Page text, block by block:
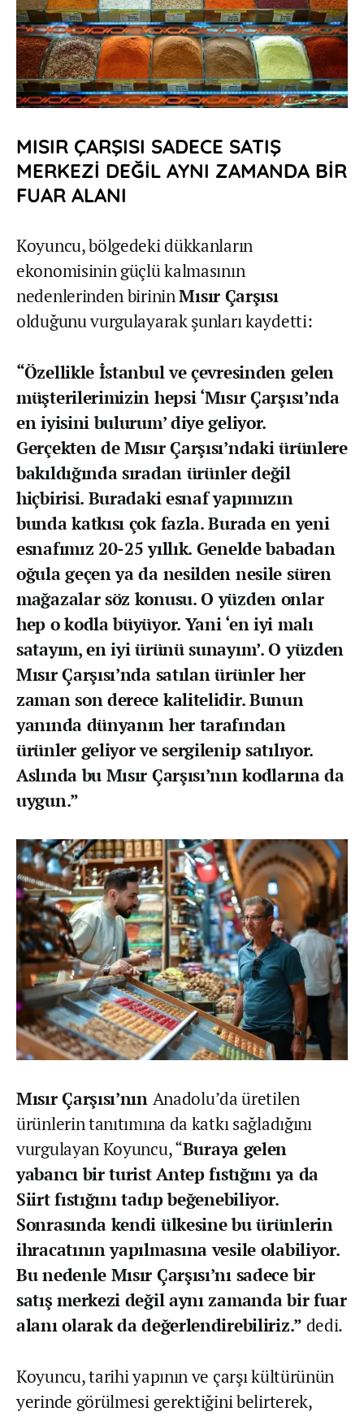
MISIR ÇARŞISI SADECE SATIŞ
MERKEZİ DEĞİL AYNI ZAMANDA BİR
FUAR ALANI
Koyuncu, bölgedeki dükkanların
ekonomisinin güçlü kalmasının
nedenlerinden birininMısır Çarşısı
olduğunu vurgulayarak şunları kaydetti:
“Özellikle İstanbul ve çevresinden gelen
müşterilerimizin hepsi ‘Mısır Çarşısı’nda
en iyisini bulurum’ diye geliyor.
Gerçekten de Mısır Çarşısı’ndaki ürünlere
bakıldığında sıradan ürünler değil
hiçbirisi. Buradaki esnaf yapımızın
bunda katkısı çok fazla. Burada en yeni
esnafımız 20-25 yıllık. Genelde babadan
oğula geçen ya da nesilden nesile süren
mağazalar söz konusu. O yüzden onlar
hep o kodla büyüyor. Yani ‘en iyi malı
satayım, en iyi ürünü sunayım’. O yüzden
Mısır Çarşısı’nda satılan ürünler her
zaman son derece kalitelidir. Bunun
yanında dünyanın her tarafından
ürünler geliyor ve sergilenip satılıyor.
Aslında bu Mısır Çarşısı’nın kodlarına da
uygun.”
Mısır Çarşısı’nın Anadolu’da üretilen
ürünlerin tanıtımına da katkı sağladığını
vurgulayan Koyuncu, “Buraya gelen
yabancı bir turist Antep fıstığını ya da
Siirt fıstığını tadıp beğenebiliyor.
Sonrasında kendi ülkesine bu ürünlerin
ihracatının yapılmasına vesile olabiliyor.
Bu nedenle Mısır Çarşısı’nı sadece bir
satış merkezi değil aynı zamanda bir fuar
alanı olarak da değerlendirebiliriz.” dedi.
Koyuncu, tarihi yapının ve çarşı kültürünün
yerinde görülmesi gerektiğini belirterek,